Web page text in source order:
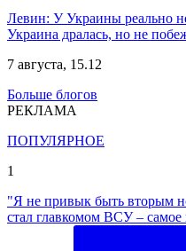
Левин: У Украины реально
Украина дралась, но не
7 августа, 15.12
Больше блогов
РЕКЛАМА
ПОПУЛЯРНОЕ
1
"Я не привык быть вторым
стал главкомом ВСУ – самое